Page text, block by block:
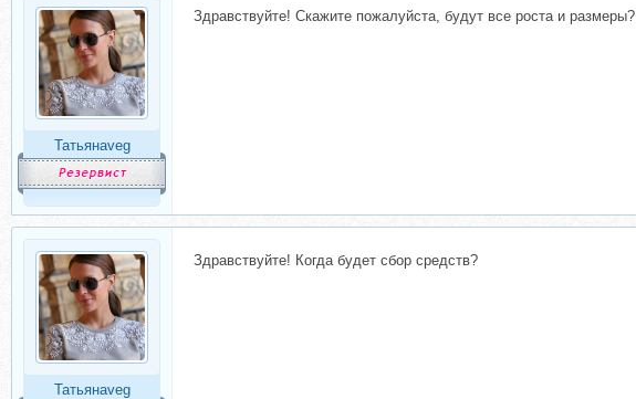
Татьянаveg
Здравствуйте! Скажите пожалуйста, будут все роста и размеры?
Татьянаveg
Здравствуйте! Когда будет сбор средств?